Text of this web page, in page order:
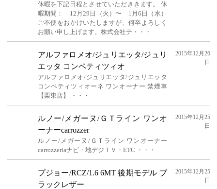
休暇を下記日程とさせていただききます。 休
暇期間： 12月29日（火）〜 1月6日（水）
ご不便をおかけいたしますが、何卒よろしく
お願い申し上げます。株式会社テ・・・
アルファロメオ/ジュリエッタ/ジュリ
エッタ コンペティツィオ
アルファロメオ/ジュリエッタ/ジュリエッタ
コンペティツィオーネ ワンオーナー 禁煙車
【栗東店】 ・・・
2015年12月26
日
ルノー/メガーヌ/ＧＴライン ワンオ
ーナーcarrozzer
ルノー/メガーヌ/ＧＴライン ワンオーナー
carrozzeriaナビ・地デジＴＶ・ETC ・・・
2015年12月25
日
プジョー/RCZ/1.6 6MT 後期モデル ブ
ラックレザー
2015年12月25
日